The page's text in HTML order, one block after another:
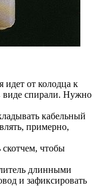
идет от колодца к
виде спирали. Нужно
кабельный
примерно,
скотчем, чтобы
длинными
и зафиксировать